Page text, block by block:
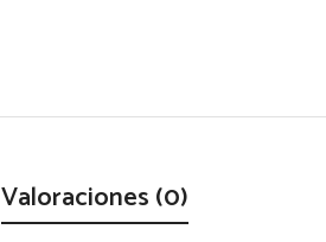
Valoraciones (0)